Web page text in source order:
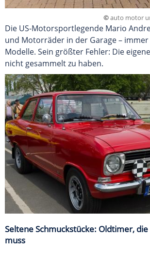
©auto motor
Die US-Motorsportlegende Mario
und Motorräder in der Garage –
Modelle. Sein größter Fehler: Die
nicht gesammelt zu haben.
Seltene Schmuckstücke: Oldtimer,
muss